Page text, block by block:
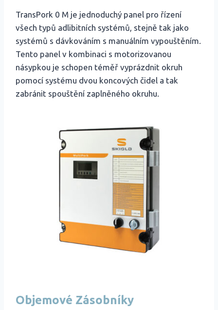
TransPork 0 M je jednoduchý panel pro řízení
všech typů adlibitních systémů, stejně tak jako
systémů s dávkováním s manuálním vypouštěním.
Tento panel v kombinaci s motorizovanou
násypkou je schopen téměř vyprázdnit okruh
pomocí systému dvou koncových čidel a tak
zabránit spouštění zaplněného okruhu.
Objemové Zásobníky